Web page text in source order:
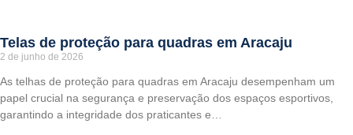
Telas de proteção para quadras em Aracaju
2 de junho de 2026
As telhas de proteção para quadras em Aracaju desempenham um
papel crucial na segurança e preservação dos espaços esportivos,
garantindo a integridade dos praticantes e…